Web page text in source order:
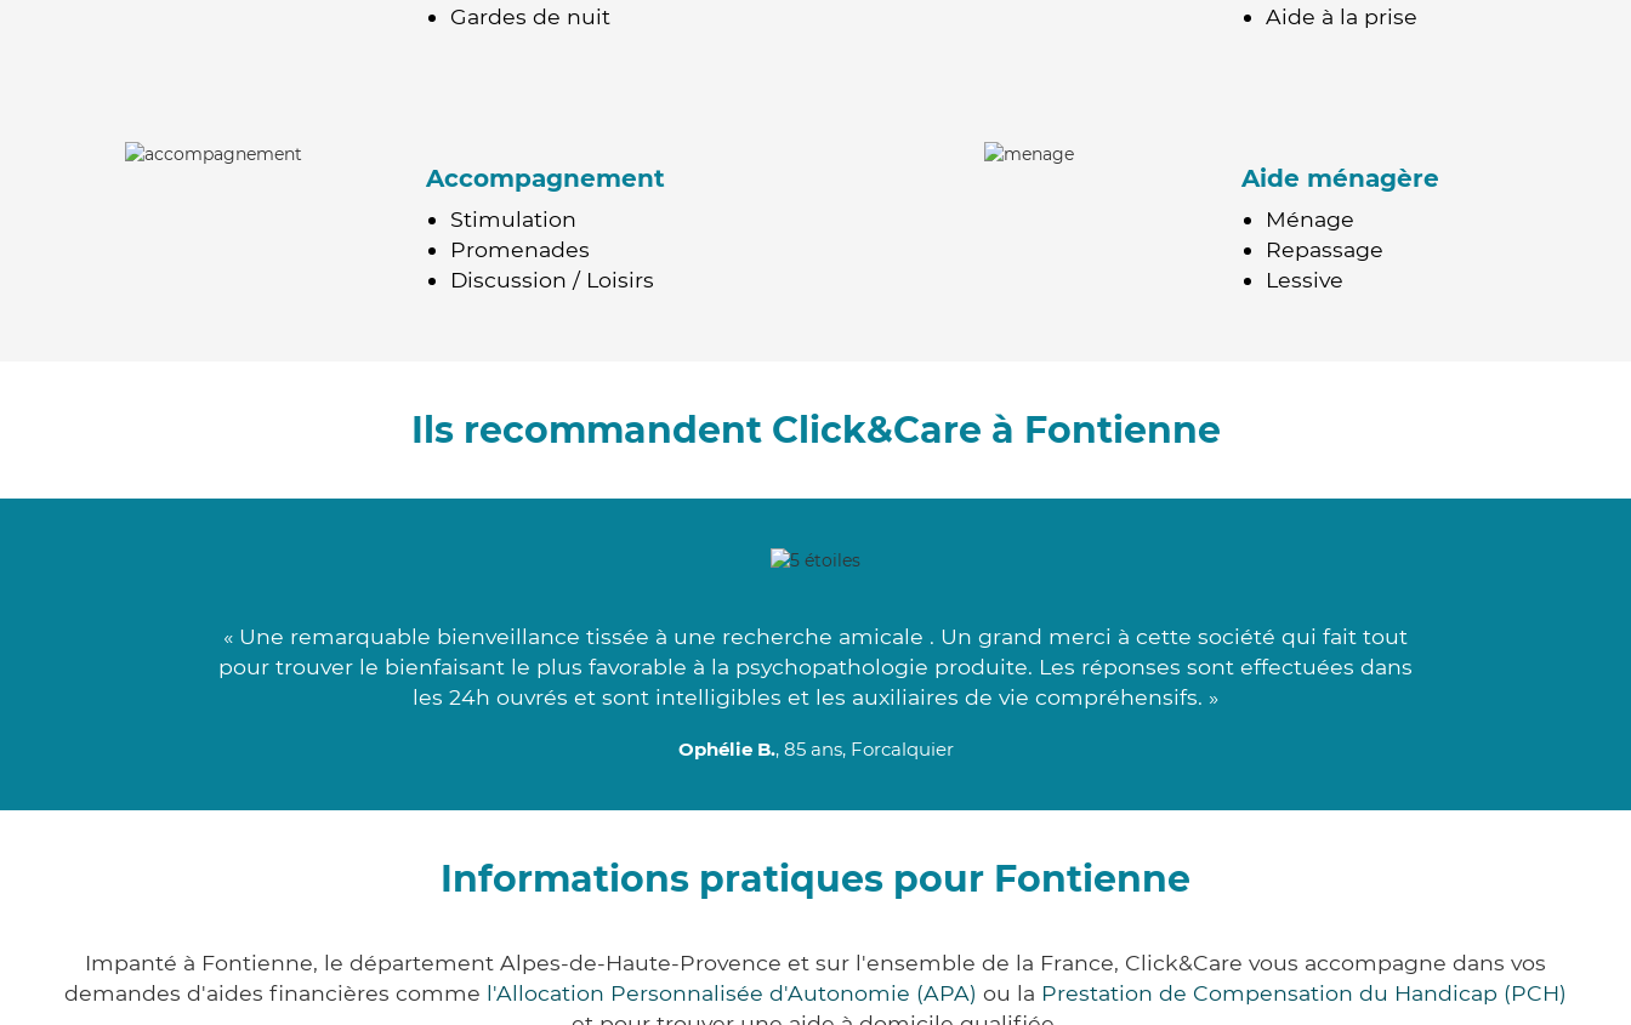
Gardes de nuit
Aide à la prise
Accompagnement
Stimulation
Promenades
Discussion / Loisirs
Aide ménagère
Ménage
Repassage
Lessive
Ils recommandent Click&Care à Fontienne
« Une remarquable bienveillance tissée à une recherche amicale . Un grand merci à cette société qui fait tout
pour trouver le bienfaisant le plus favorable à la psychopathologie produite. Les réponses sont effectuées dans
les 24h ouvrés et sont intelligibles et les auxiliaires de vie compréhensifs. »
Ophélie B., 85 ans, Forcalquier
Informations pratiques pour Fontienne
Impanté à Fontienne, le département Alpes-de-Haute-Provence et sur l'ensemble de la France, Click&Care vous accompagne dans vos
demandes d'aides financières comme l'Allocation Personnalisée d'Autonomie (APA) ou la Prestation de Compensation du Handicap (PCH)